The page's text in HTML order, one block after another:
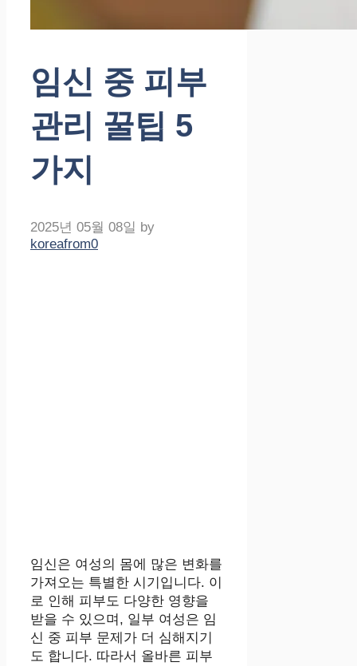
임신 중 피부
관리 꿀팁 5
가지
2025년 05월 08일 by
koreafrom0
임신은 여성의 몸에 많은 변화를
가져오는 특별한 시기입니다. 이
로 인해 피부도 다양한 영향을
받을 수 있으며, 일부 여성은 임
신 중 피부 문제가 더 심해지기
도 합니다. 따라서 올바른 피부